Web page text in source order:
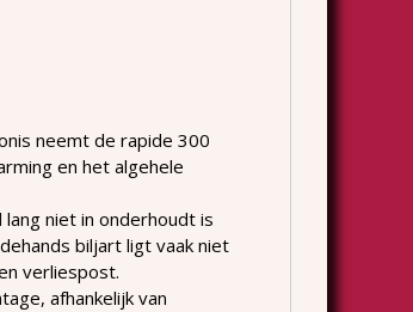
neemt de rapide 300
en het algehele
niet in onderhoudt is
biljart ligt vaak niet
verliespost.
afhankelijk van